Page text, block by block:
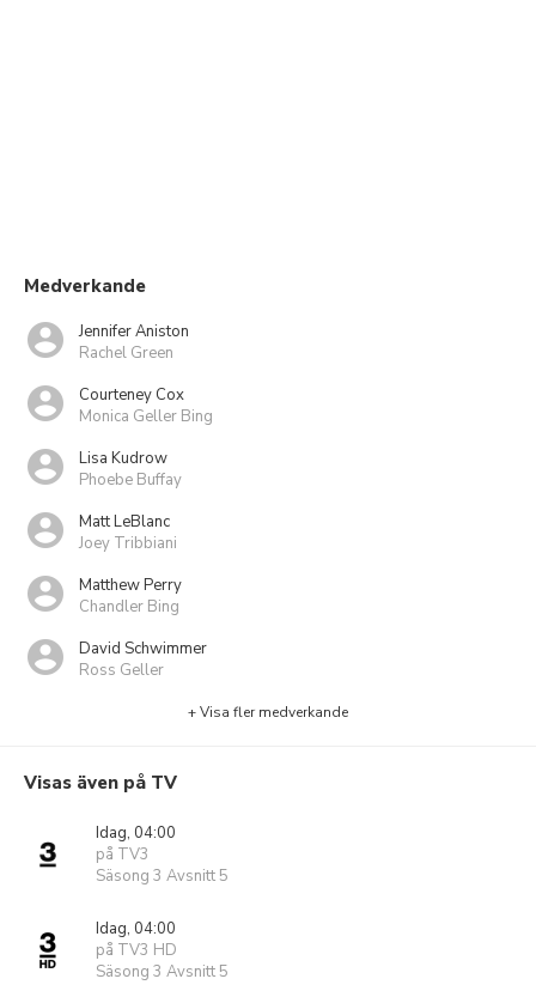
Medverkande
Jennifer Aniston
Rachel Green
Courteney Cox
Monica Geller Bing
Lisa Kudrow
Phoebe Buffay
Matt LeBlanc
Joey Tribbiani
Matthew Perry
Chandler Bing
David Schwimmer
Ross Geller
+ Visa fler medverkande
Visas även på TV
Idag, 04:00
på TV3
Säsong 3 Avsnitt 5
Idag, 04:00
på TV3 HD
Säsong 3 Avsnitt 5